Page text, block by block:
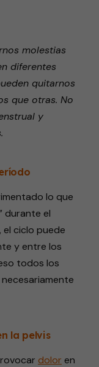
molestias
diferentes
quitarnos
que otras. No
y
lo que
durante el
el ciclo puede
y entre los
todos los
la pelvis
dolor en